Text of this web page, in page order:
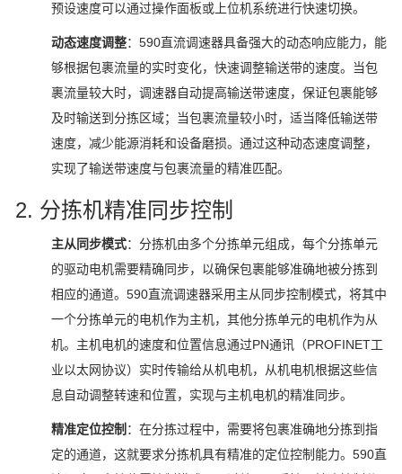
预设速度可以通过操作面板或上位机系统进行快速切换。
动态速度调整：590直流调速器具备强大的动态响应能力，能
够根据包裹流量的实时变化，快速调整输送带的速度。当包
裹流量较大时，调速器自动提高输送带速度，保证包裹能够
及时输送到分拣区域；当包裹流量较小时，适当降低输送带
速度，减少能源消耗和设备磨损。通过这种动态速度调整，
实现了输送带速度与包裹流量的精准匹配。
2. 分拣机精准同步控制
主从同步模式：分拣机由多个分拣单元组成，每个分拣单元
的驱动电机需要精确同步，以确保包裹能够准确地被分拣到
相应的通道。590直流调速器采用主从同步控制模式，将其中
一个分拣单元的电机作为主机，其他分拣单元的电机作为从
机。主机电机的速度和位置信息通过PN通讯（PROFINET工
业以太网协议）实时传输给从机电机，从机电机根据这些信
息自动调整转速和位置，实现与主机电机的精准同步。
精准定位控制 ：在分拣过程中，需要将包裹准确地分拣到指
定的通道，这就要求分拣机具有精准的定位控制能力。590直